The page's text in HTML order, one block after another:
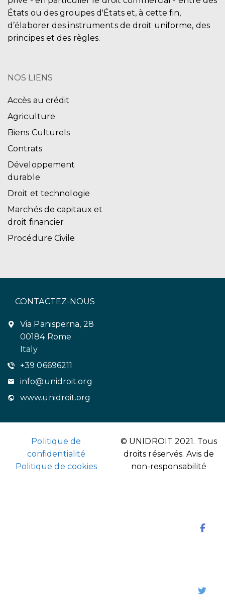
États ou des groupes d'États et, à cette fin,
d’élaborer des instruments de droit uniforme, des
principes et des règles.
NOS LIENS
Accès au crédit
Agriculture
Biens Culturels
Contrats
Développement
durable
Droit et technologie
Marchés de capitaux et
droit financier
Procédure Civile
CONTACTEZ-NOUS
Via Panisperna, 28
00184 Rome
Italy
+39 06696211
info@unidroit.org
www.unidroit.org
Politique de
confidentialité
Politique de cookies
© UNIDROIT 2021. Tous
droits réservés. Avis de
non-responsabilité